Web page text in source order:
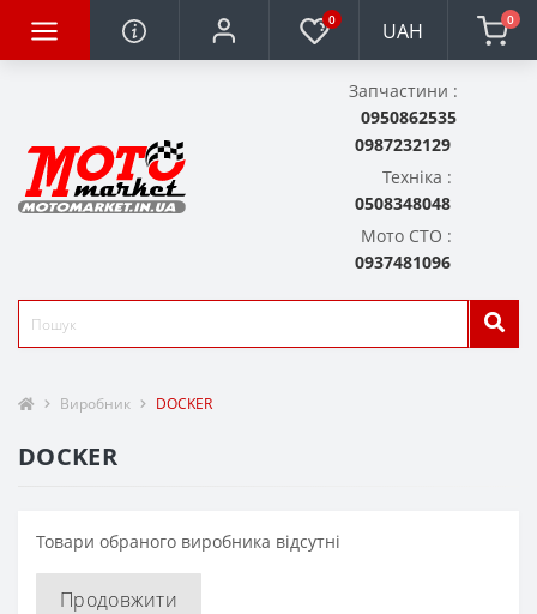
0 UAH 0
Запчастини :
0950862535
0987232129
Техніка :
0508348048
Мото СТО :
0937481096
Виробник DOCKER
DOCKER
Товари обраного виробника відсутні
Продовжити